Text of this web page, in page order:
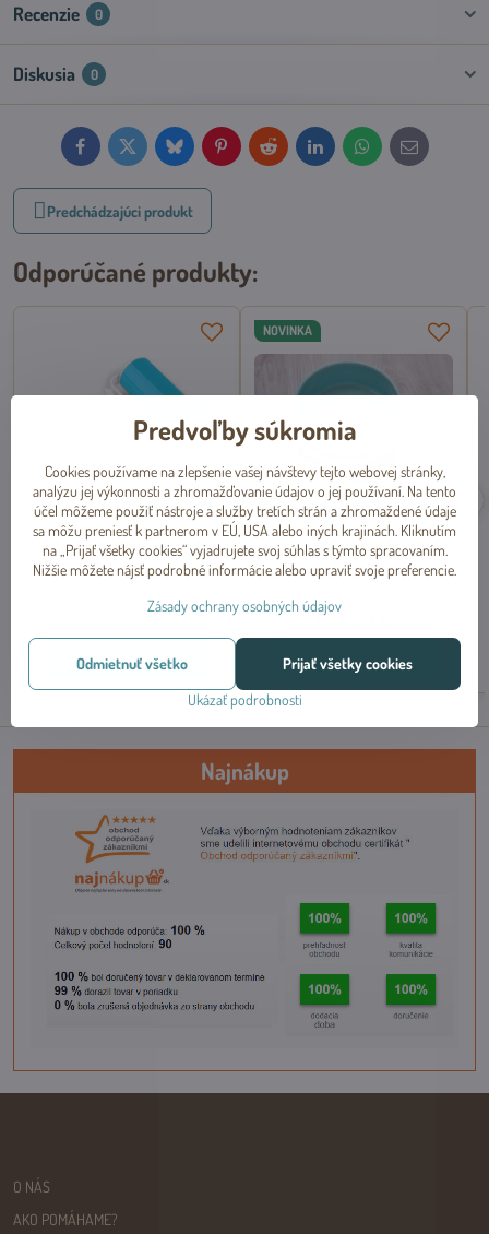
Recenzie 0
Diskusia 0
FacebookTwitter BlueskyPinterestReddit LinkedInWhatsApp
E-
mail
Predchádzajúci produkt
Odporúčané produkty:
Umývateľný čistiaci valček na
chlpy modrý, Stoklasa
Dočasne vypredané
od 2,85 €
Zobraziť
NOVINKA
Keramická miska na vodu alebo
granule STRIO M mintová
0,6l/15x6 cm
od 8,99 €
Zobraziť
Najnákup
O NÁS
AKO POMÁHAME?
Predvoľby súkromia
Cookies používame na zlepšenie vašej návštevy tejto webovej stránky,
analýzu jej výkonnosti a zhromažďovanie údajov o jej používaní. Na tento
účel môžeme použiť nástroje a služby tretích strán a zhromaždené údaje
sa môžu preniesť k partnerom v EÚ, USA alebo iných krajinách. Kliknutím
na „Prijať všetky cookies“ vyjadrujete svoj súhlas s týmto spracovaním.
Nižšie môžete nájsť podrobné informácie alebo upraviť svoje preferencie.
Zásady ochrany osobných údajov
Ukázať podrobnosti
Prijať všetky cookies
Odmietnuť všetko